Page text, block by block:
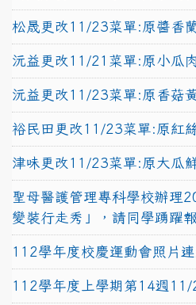
松晟更改11/23菜單:原醬香
沅益更改11/21菜單:原小瓜
沅益更改11/23菜單:原香菇
裕民田更改11/23菜單:原紅
津味更改11/23菜單:原大瓜
聖母醫護管理專科學校辦理
變裝行走秀」，請同學踴躍
112學年度校慶運動會照片
112學年度上學期第14週